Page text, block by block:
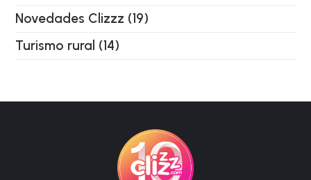
Novedades Clizzz (19)
Turismo rural (14)